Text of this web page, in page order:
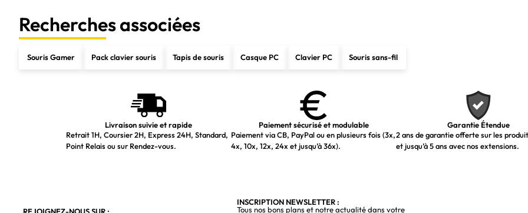
Recherches associées
Souris Gamer Pack clavier souris Tapis de souris Casque PC Clavier PC Souris sans-fil
Livraison suivie et rapide
Retrait 1H, Coursier 2H, Express 24H, Standard,
Point Relais ou sur Rendez-vous.
Paiement sécurisé et modulable
Paiement via CB, PayPal ou en plusieurs fois (3x,
4x, 10x, 12x, 24x et jusqu’à 36x).
Garantie Étendue
2 ans de garantie offerte sur les
et jusqu’à 5 ans avec nos extensions.
INSCRIPTION NEWSLETTER :
Tous nos bons plans et notre actualité dans votre